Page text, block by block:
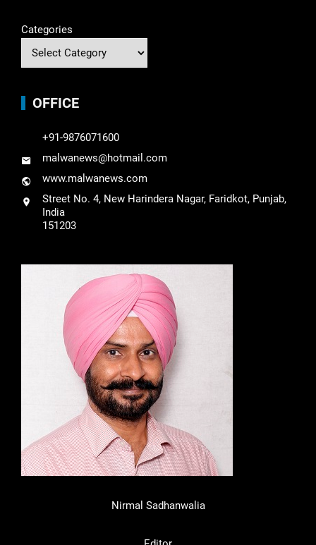
Categories
OFFICE
+91-9876071600
malwanews@hotmail.com
www.malwanews.com
Street No. 4, New Harindera Nagar, Faridkot, Punjab,
India
151203
Nirmal Sadhanwalia